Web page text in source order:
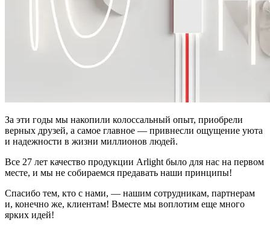
За эти годы мы накопили колоссальный опыт, приобрели
верных друзей, а самое главное — привнесли ощущение уюта
и надежности в жизни миллионов людей.
Все 27 лет качество продукции Arlight было для нас на первом
месте, и мы не собираемся предавать наши принципы!
Спасибо тем, кто с нами, — нашим сотрудникам, партнерам
и, конечно же, клиентам! Вместе мы воплотим еще много
ярких идей!